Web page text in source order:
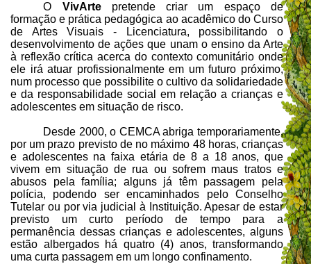
O VivArtepretende criar um espaço de
formação e prática pedagógica ao acadêmico do Curso
de Artes Visuais - Licenciatura, possibilitando o
desenvolvimento de ações que unam o ensino da Arte
à reflexão crítica acerca do contexto comunitário onde
ele irá atuar profissionalmente em um futuro próximo,
num processo que possibilite o cultivo da solidariedade
e da responsabilidade social em relação a crianças e
adolescentes em situação de risco.
Desde 2000, o CEMCA abriga temporariamente,
por um prazo previsto de no máximo 48 horas, crianças
e adolescentes na faixa etária de 8 a 18 anos, que
vivem em situação de rua ou sofrem maus tratos e
abusos pela família; alguns já têm passagem pela
polícia, podendo ser encaminhados pelo Conselho
Tutelar ou por via judicial à Instituição. Apesar de estar
previsto um curto período de tempo para a
permanência dessas crianças e adolescentes, alguns
estão albergados há quatro (4) anos, transformando
uma curta passagem em um longo confinamento.